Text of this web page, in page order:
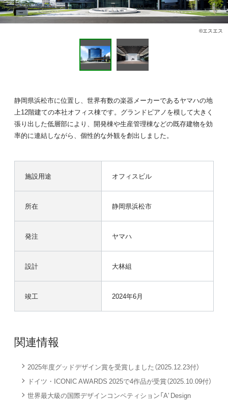
©エスエス
静岡県浜松市に位置し、世界有数の楽器メーカーであるヤマハの地
上12階建ての本社オフィス棟です。グランドピアノを模して大きく
張り出した低層部により、開発棟や生産管理棟などの既存建物を効
率的に連結しながら、個性的な外観を創出しました。
施設用途 オフィスビル
所在 静岡県浜松市
発注 ヤマハ
設計 大林組
竣工 2024年6月
関連情報
2025年度グッドデザイン賞を受賞しました（2025.12.23付）
ドイツ・ICONIC AWARDS 2025で4作品が受賞（2025.10.09付）
世界最大級の国際デザインコンペティション「A' Design